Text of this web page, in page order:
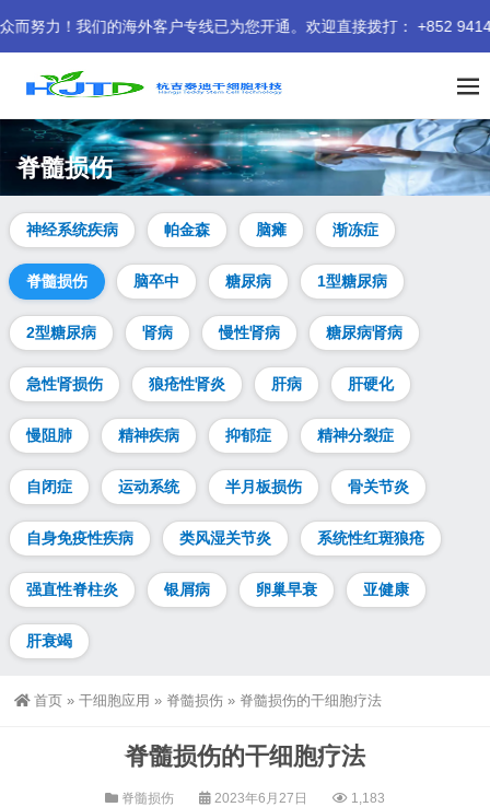
！我们的海外客户专线已为您开通。欢迎直接拨打： +852 9414
脊髓损伤
神经系统疾病 帕金森 脑瘫 渐冻症
脊髓损伤 脑卒中 糖尿病 1型糖尿病
2型糖尿病 肾病 慢性肾病 糖尿病肾病
急性肾损伤 狼疮性肾炎 肝病 肝硬化
慢阻肺 精神疾病 抑郁症 精神分裂症
自闭症 运动系统 半月板损伤 骨关节炎
自身免疫性疾病 类风湿关节炎 系统性红斑狼疮
强直性脊柱炎 银屑病 卵巢早衰 亚健康
肝衰竭
首页 » 干细胞应用 » 脊髓损伤 » 脊髓损伤的干细胞疗法
脊髓损伤的干细胞疗法
脊髓损伤 2023年6月27日 1,183